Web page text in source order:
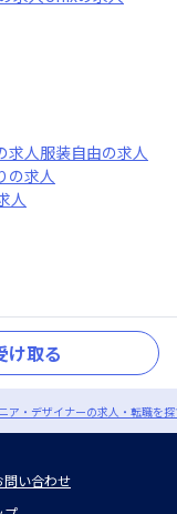
求人服装自由の求人
の求人
人
け取る
ア・デザイナーの求人・転職を
問い合わせ